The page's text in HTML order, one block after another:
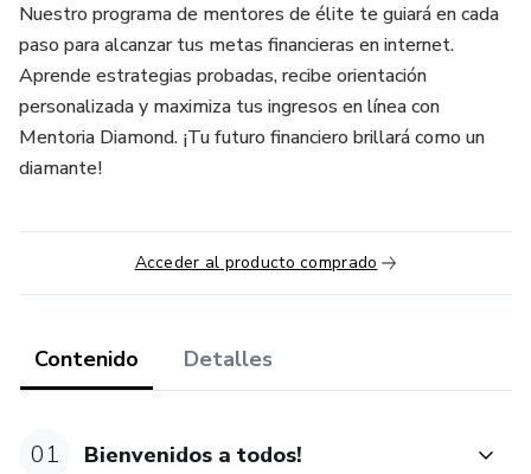
Nuestro programa de mentores de élite te guiará en cada
paso para alcanzar tus metas financieras en internet.
Aprende estrategias probadas, recibe orientación
personalizada y maximiza tus ingresos en línea con
Mentoria Diamond. ¡Tu futuro financiero brillará como un
diamante!
Acceder al producto comprado
Contenido Detalles
01 Bienvenidos a todos!